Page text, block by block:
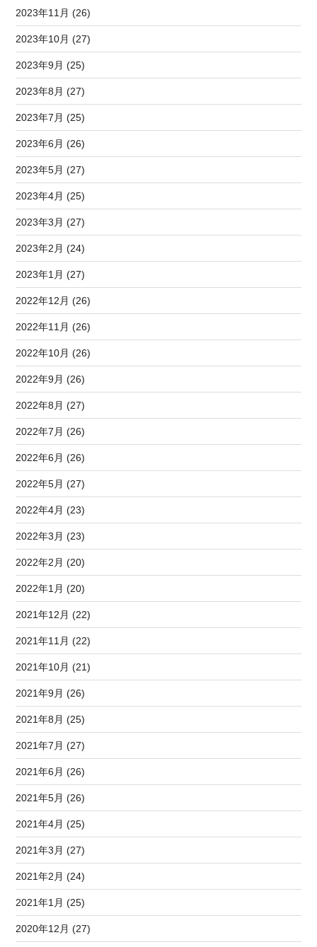
2023年11月 (26)
2023年10月 (27)
2023年9月 (25)
2023年8月 (27)
2023年7月 (25)
2023年6月 (26)
2023年5月 (27)
2023年4月 (25)
2023年3月 (27)
2023年2月 (24)
2023年1月 (27)
2022年12月 (26)
2022年11月 (26)
2022年10月 (26)
2022年9月 (26)
2022年8月 (27)
2022年7月 (26)
2022年6月 (26)
2022年5月 (27)
2022年4月 (23)
2022年3月 (23)
2022年2月 (20)
2022年1月 (20)
2021年12月 (22)
2021年11月 (22)
2021年10月 (21)
2021年9月 (26)
2021年8月 (25)
2021年7月 (27)
2021年6月 (26)
2021年5月 (26)
2021年4月 (25)
2021年3月 (27)
2021年2月 (24)
2021年1月 (25)
2020年12月 (27)